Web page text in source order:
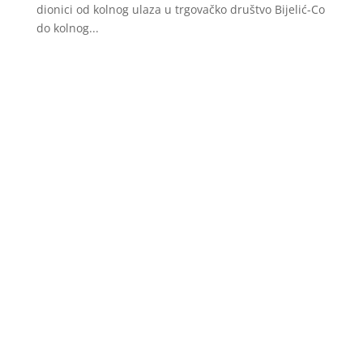
dionici od kolnog ulaza u trgovačko društvo Bijelić-Co
do kolnog...